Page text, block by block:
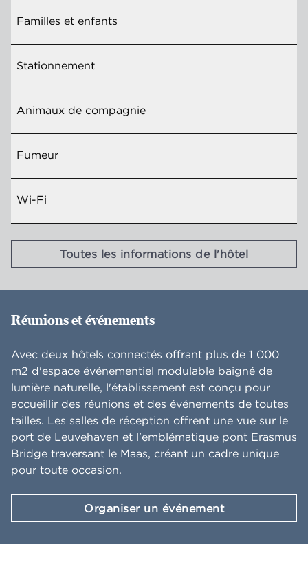
Familles et enfants
Stationnement
Animaux de compagnie
Fumeur
Wi-Fi
Toutes les informations de l'hôtel
Réunions et événements
Avec deux hôtels connectés offrant plus de 1 000
m2 d'espace événementiel modulable baigné de
lumière naturelle, l'établissement est conçu pour
accueillir des réunions et des événements de toutes
tailles. Les salles de réception offrent une vue sur le
port de Leuvehaven et l'emblématique pont Erasmus
Bridge traversant le Maas, créant un cadre unique
pour toute occasion.
Organiser un événement